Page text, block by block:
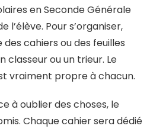
en Seconde Générale
l’élève. Pour s’organiser,
cahiers ou des feuilles
classeur ou un trieur. Le
vraiment propre à chacun.
à oublier des choses, le
Chaque cahier sera dédié